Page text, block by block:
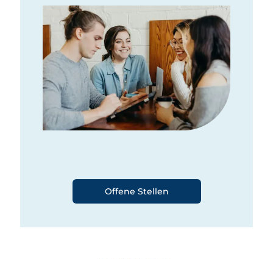
Offene Stellen